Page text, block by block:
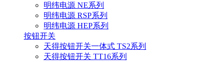
明纬电源 NE系列
明纬电源 RSP系列
明纬电源 HEP系列
按钮开关
天得按钮开关一体式 TS2系列
天得按钮开关 TT16系列